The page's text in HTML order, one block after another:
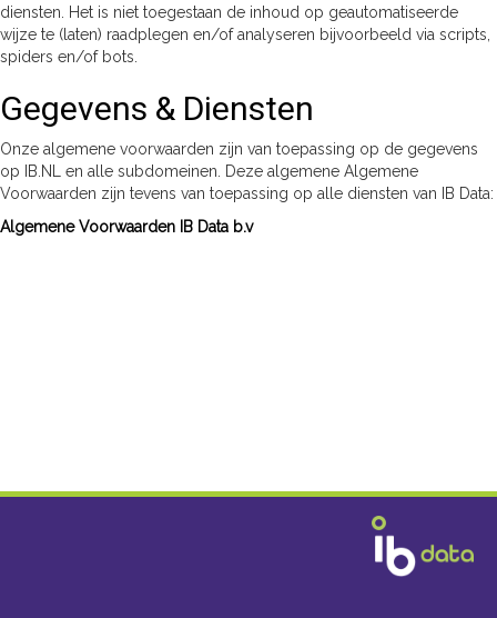
diensten. Het is niet toegestaan de inhoud op geautomatiseerde
wijze te (laten) raadplegen en/of analyseren bijvoorbeeld via scripts,
spiders en/of bots.
Gegevens & Diensten
Onze algemene voorwaarden zijn van toepassing op de gegevens
op IB.NL en alle subdomeinen. Deze algemene Algemene
Voorwaarden zijn tevens van toepassing op alle diensten van IB Data:
Algemene Voorwaarden IB Data b.v